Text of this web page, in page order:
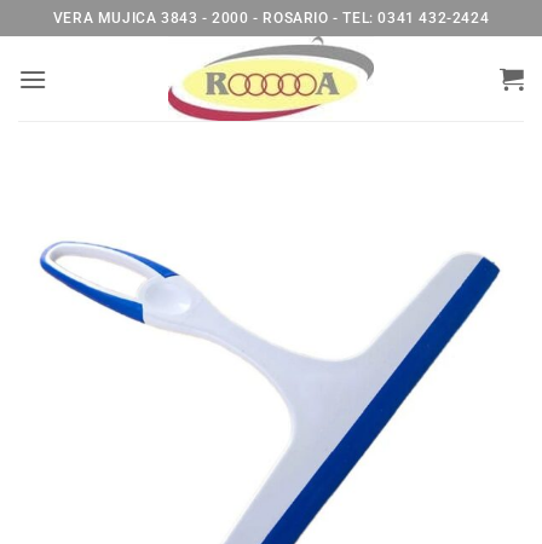
al
contenido
VERA MUJICA 3843 - 2000 - ROSARIO - TEL: 0341 432-2424